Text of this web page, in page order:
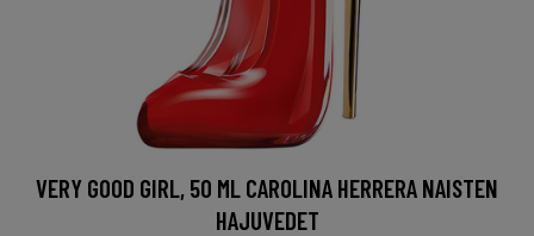
VERY GOOD GIRL, 50 ML CAROLINA HERRERA NAISTEN
HAJUVEDET